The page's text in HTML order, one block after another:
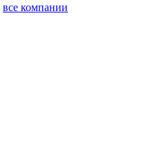
все компании